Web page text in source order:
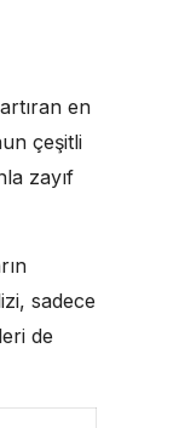
en
çeşitli
zayıf
sadece
de